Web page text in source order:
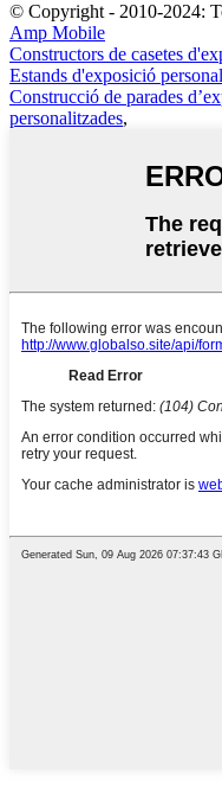
© Copyright - 2010-2024:
Amp Mobile
Constructors de casetes
Estands d'exposició
Construcció de parades
personalitzades,